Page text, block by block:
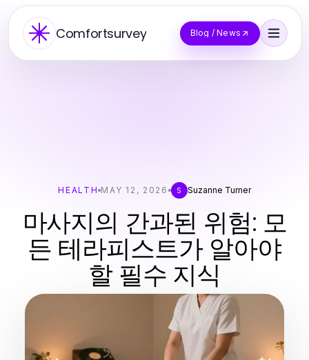
Comfortsurvey Blog / News
HEALTH MAY 12, 2026 S Suzanne Turner
마사지의 간과된 위험: 모
든 테라피스트가 알아야
할 필수 지식